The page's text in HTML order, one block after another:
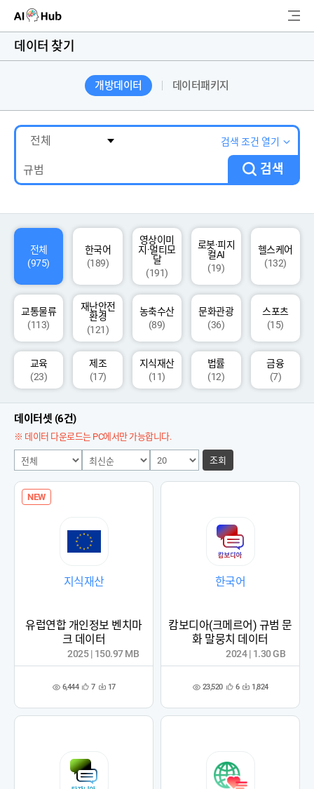
AI-Hub
AI 데이터찾기
AI 허브소개
AI 개발지원
고객지원
색
데이터 찾기
개방데이터 데이터패키지
검색 조건 열기
검색
전체
(975)
한국어
(189)
영상이미
지·멀티모
달
(191)
로봇·피지
컬AI
(19)
헬스케어
(132)
교통물류
(113)
재난안전
환경
(121)
농축수산
(89)
문화관광
(36)
스포츠
(15)
교육
(23)
제조
(17)
지식재산
(11)
법률
(12)
금융
(7)
데이터셋 (6건)
※ 데이터 다운로드는 PC에서만 가능합니다.
조회
NEW
지식재산
유럽연합 개인정보 벤치마
크 데이터
조 6,444 관
록
7 다 17
2025 | 150.97 MB
한국어
캄보디아(크메르어) 규범 문
화 말뭉치 데이터
조 23,520 관
록
6 다 1,824
2024 | 1.30 GB